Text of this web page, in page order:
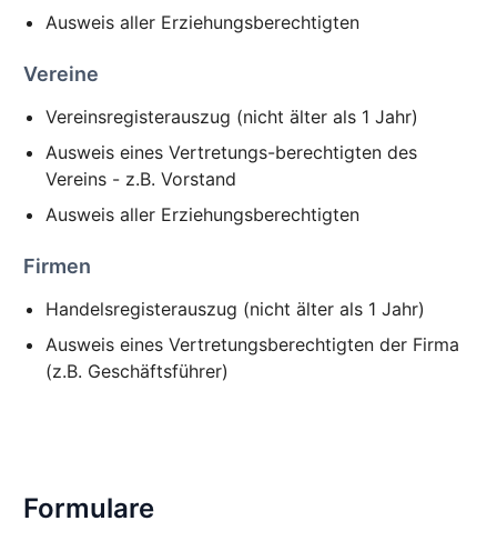
Ausweis aller Erziehungsberechtigten
Vereine
Vereinsregisterauszug (nicht älter als 1 Jahr)
Ausweis eines Vertretungs-berechtigten des
Vereins - z.B. Vorstand
Ausweis aller Erziehungsberechtigten
Firmen
Handelsregisterauszug (nicht älter als 1 Jahr)
Ausweis eines Vertretungsberechtigten der Firma
(z.B. Geschäftsführer)
Formulare